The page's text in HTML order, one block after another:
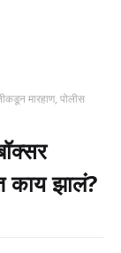
मारहाण, पोलीस
काय झालं?